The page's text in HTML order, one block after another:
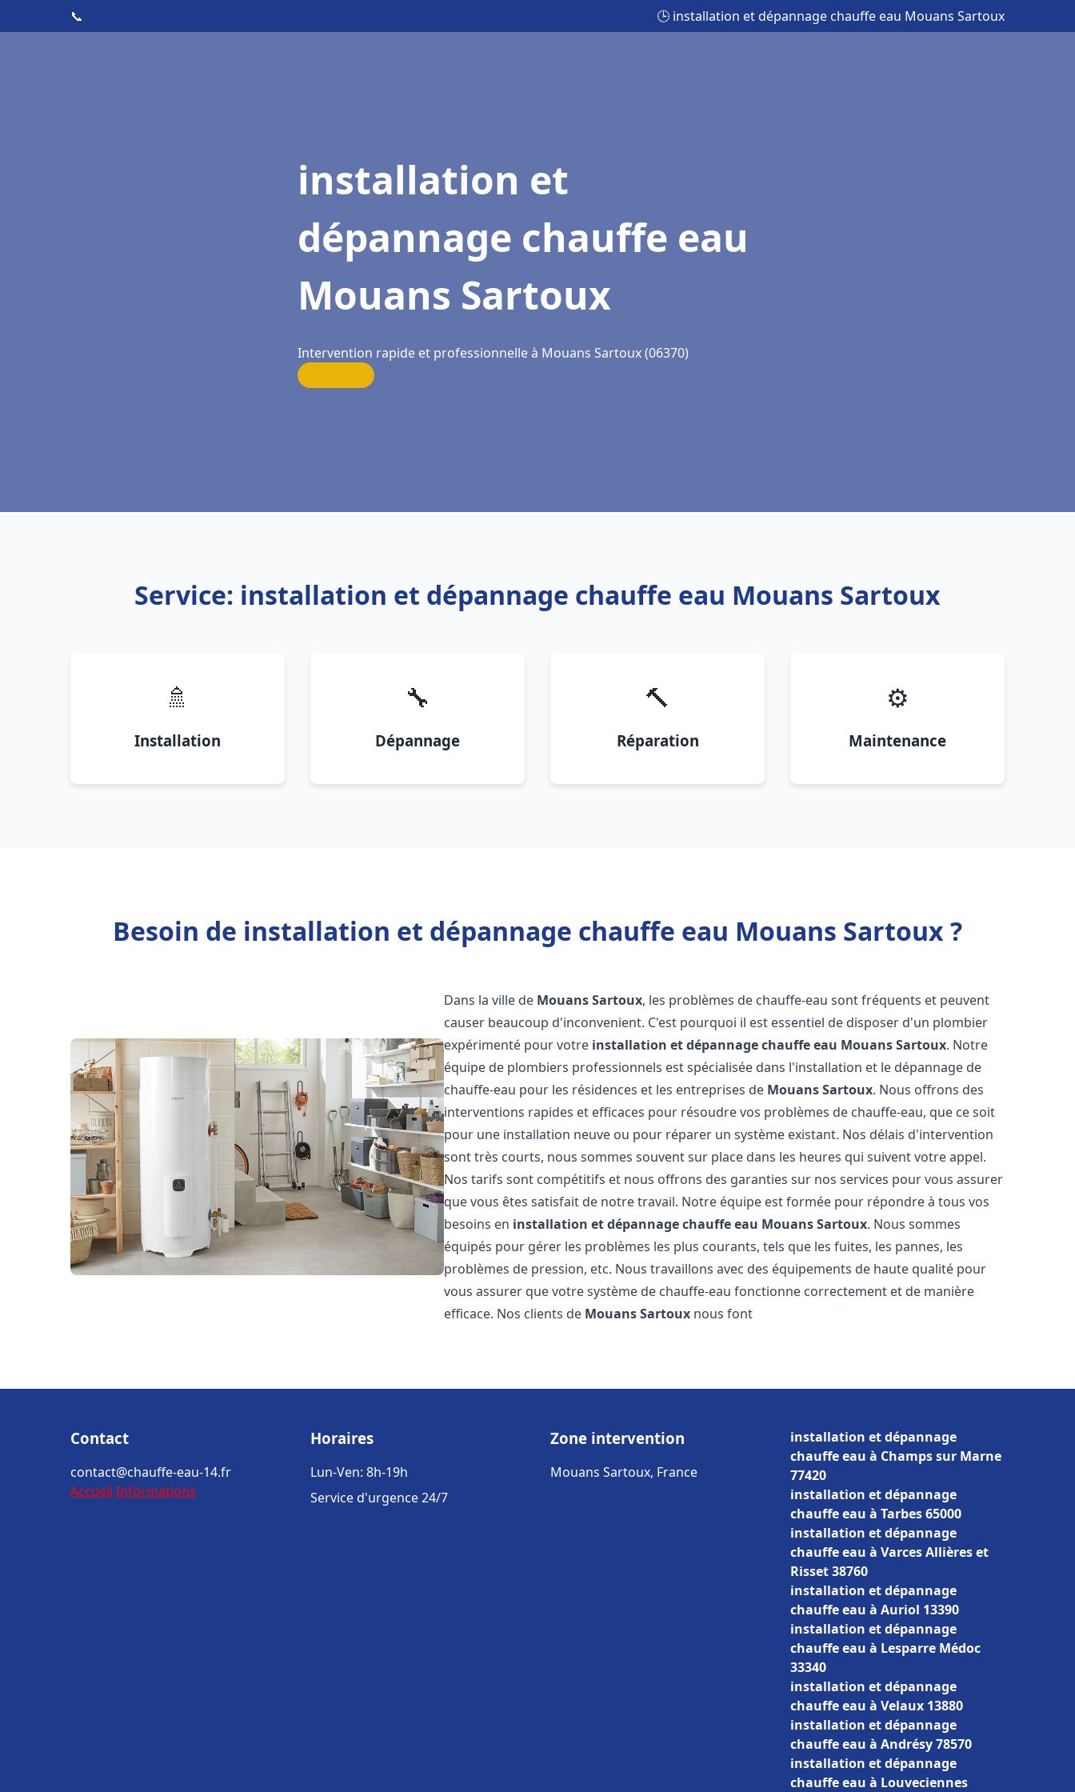
📞 🕒 installation et dépannage chauffe eau Mouans Sartoux
installation et
dépannage chauffe eau
Mouans Sartoux
Intervention rapide et professionnelle à Mouans Sartoux (06370)
Service: installation et dépannage chauffe eau Mouans Sartoux
🚿
Installation
🔧
Dépannage
🔨
Réparation
⚙️
Maintenance
Besoin de installation et dépannage chauffe eau Mouans Sartoux ?
Dans la ville de Mouans Sartoux, les problèmes de chauffe-eau sont fréquents et peuvent
causer beaucoup d'inconvenient. C'est pourquoi il est essentiel de disposer d'un plombier
expérimenté pour votre installation et dépannage chauffe eau Mouans Sartoux. Notre
équipe de plombiers professionnels est spécialisée dans l'installation et le dépannage de
chauffe-eau pour les résidences et les entreprises de Mouans Sartoux. Nous offrons des
interventions rapides et efficaces pour résoudre vos problèmes de chauffe-eau, que ce soit
pour une installation neuve ou pour réparer un système existant. Nos délais d'intervention
sont très courts, nous sommes souvent sur place dans les heures qui suivent votre appel.
Nos tarifs sont compétitifs et nous offrons des garanties sur nos services pour vous assurer
que vous êtes satisfait de notre travail. Notre équipe est formée pour répondre à tous vos
besoins en installation et dépannage chauffe eau Mouans Sartoux. Nous sommes
équipés pour gérer les problèmes les plus courants, tels que les fuites, les pannes, les
problèmes de pression, etc. Nous travaillons avec des équipements de haute qualité pour
vous assurer que votre système de chauffe-eau fonctionne correctement et de manière
efficace. Nos clients de Mouans Sartoux nous font
Contact
contact@chauffe-eau-14.fr
Accueil Informations
Horaires
Lun-Ven: 8h-19h
Service d'urgence 24/7
Zone intervention
Mouans Sartoux, France
installation et dépannage
chauffe eau à Champs sur Marne
77420
installation et dépannage
chauffe eau à Tarbes 65000
installation et dépannage
chauffe eau à Varces Allières et
Risset 38760
installation et dépannage
chauffe eau à Auriol 13390
installation et dépannage
chauffe eau à Lesparre Médoc
33340
installation et dépannage
chauffe eau à Velaux 13880
installation et dépannage
chauffe eau à Andrésy 78570
installation et dépannage
chauffe eau à Louveciennes